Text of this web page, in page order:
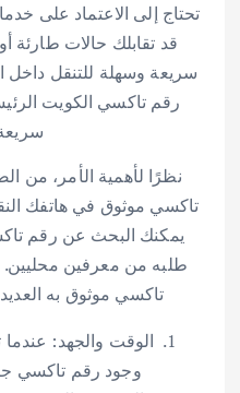
تحتاج إلى الاعتماد على
قد تقابلك حالات طارئة
سريعة وسهلة للتنقل داخل
رقم تاكسي الكويت
نظرًا لأهمية الأمر، من
تاكسي موثوق في هاتفك
يمكنك البحث عن رقم
طلبه من معرفين محليين.
تاكسي موثوق به
الوقت والجهد:
وجود رقم تاكسي